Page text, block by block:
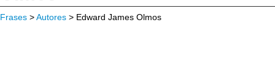
Frases >Autores > Edward James Olmos